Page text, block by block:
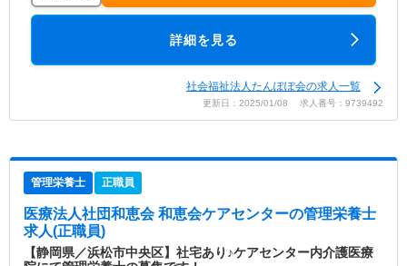
詳細を見る
社会福祉法人たんぽぽ会の求人一覧
更新日：2025/01/08 求人番号：9739492
管理栄養士 正職員
医療法人社団和恵会 和恵会ケアセンターの管理栄養士
求人(正職員)
【静岡県／浜松市中央区】社宅あり♪ケアセンター内介護医療